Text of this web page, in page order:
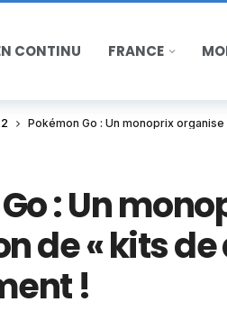
CONTINU FRANCE
Pokémon Go : Un monoprix
: Un
de « kits de
!